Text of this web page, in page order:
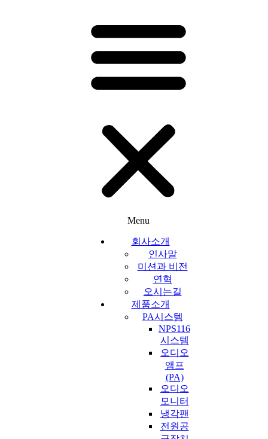
Menu
회사소개
인사말
미션과 비전
연혁
오시는길
제품소개
PA시스템
NPS116
시스템
오디오
앰프
(PA)
오디오
모니터
냉각팬
전원공